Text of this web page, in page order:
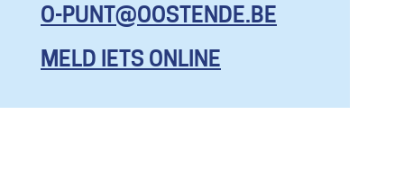
KOM HIER
MET AL JE
VRAGEN, EN
ZELFS OM
O-PUNT@OOSTENDE.BE
MELD IETS ONLINE